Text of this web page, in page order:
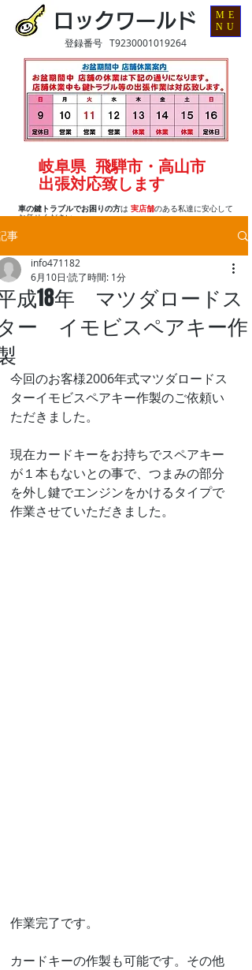
ロックワールド
車の鍵トラブルでお困りの方は 実店舗のある私達に安心して
お任せください
岐阜県 飛騨市・高山市
出張対応致します
登録番号 T9230001019264
ME
NU
事
成18年 マツダロードス
ー イモビスペアキー作
info471182
6月10日 読了時間: 1分
今回のお客様2006年式マツダロードス
ターイモビスペアキー作製のご依頼い
ただきました。
現在カードキーをお持ちでスペアキー
が１本もないとの事で、つまみの部分
を外し鍵でエンジンをかけるタイプで
作業させていただきました。
作業完了です。
カードキーの作製も可能です。その他